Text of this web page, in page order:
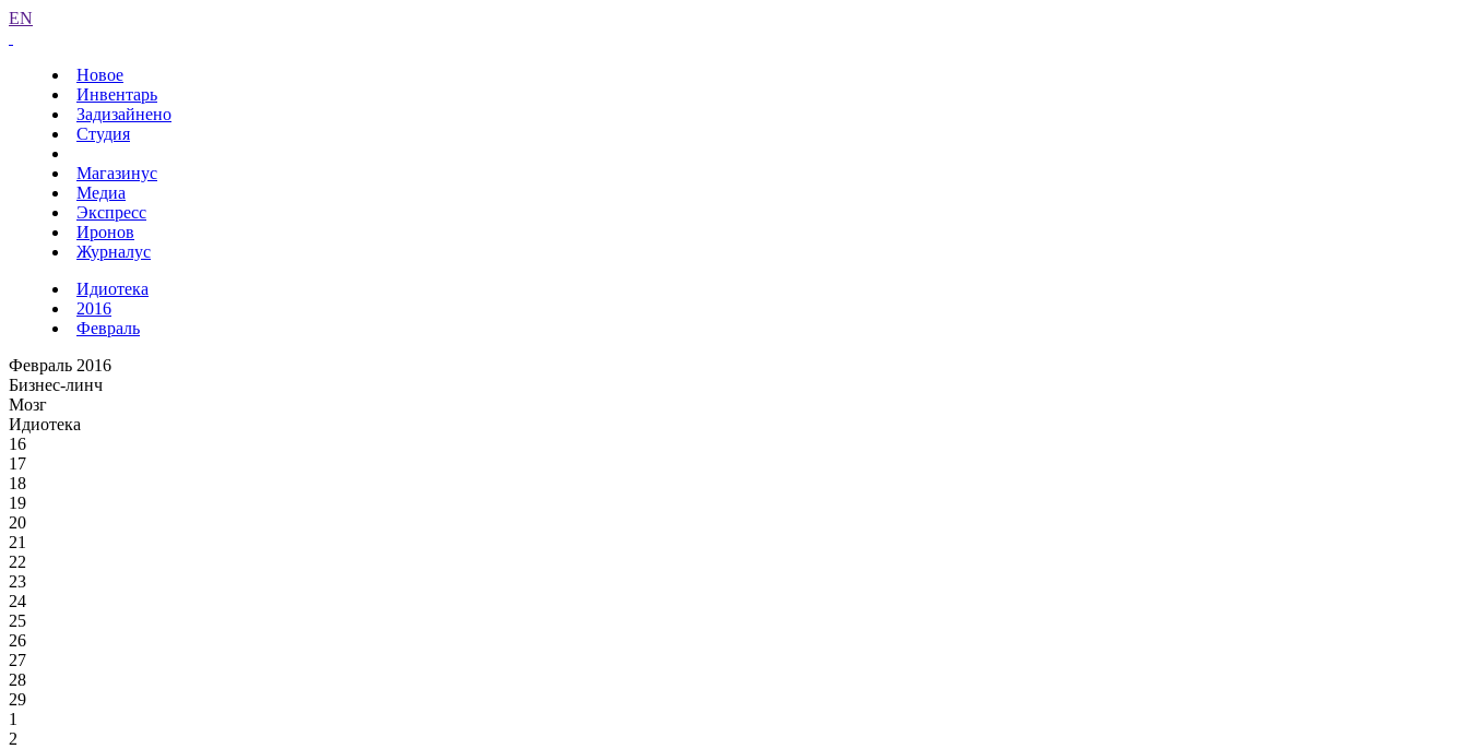
EN
Новое
Инвентарь
Задизайнено
Студия
Магазинус
Медиа
Экспресс
Иронов
Журналус
Идиотека
2016
Февраль
Февраль 2016
Бизнес-линч
Мозг
Идиотека
16
17
18
19
20
21
22
23
24
25
26
27
28
29
1
2